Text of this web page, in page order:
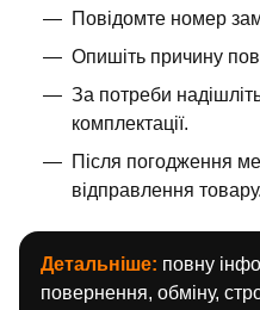
Повідомте номер
Опишіть причину
За потреби
комплектації.
Після погодження
відправлення товару.
Детальніше: повну
повернення, обміну,